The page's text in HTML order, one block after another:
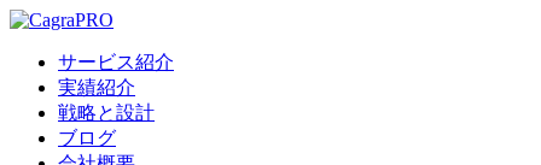
サービス紹介
実績紹介
戦略と設計
ブログ